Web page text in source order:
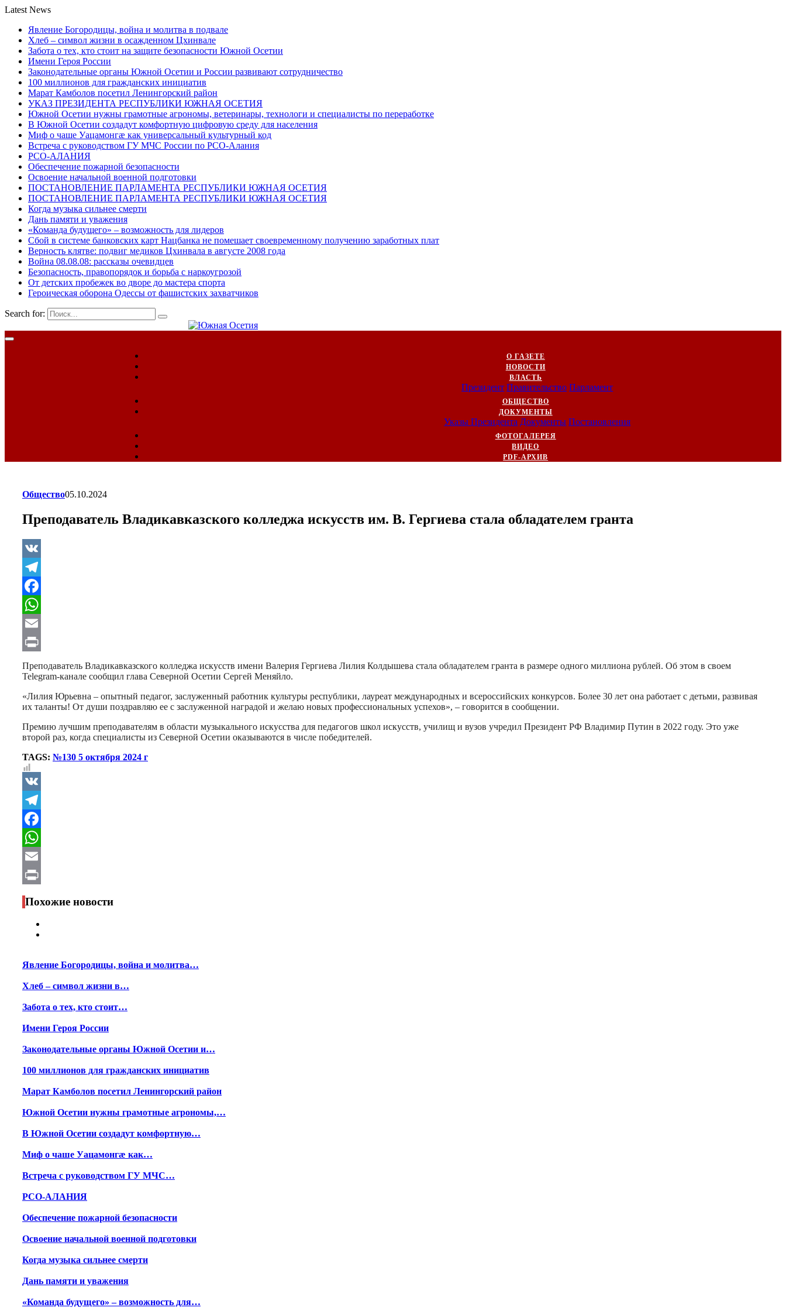
Latest News
Явление Богородицы, война и молитва в подвале
Хлеб – символ жизни в осажденном Цхинвале
Забота о тех, кто стоит на защите безопасности Южной Осетии
Имени Героя России
Законодательные органы Южной Осетии и России развивают сотрудничество
100 миллионов для гражданских инициатив
Марат Камболов посетил Ленингорский район
УКАЗ ПРЕЗИДЕНТА РЕСПУБЛИКИ ЮЖНАЯ ОСЕТИЯ
Южной Осетии нужны грамотные агрономы, ветеринары, технологи и специалисты по переработке
В Южной Осетии создадут комфортную цифровую среду для населения
Миф о чаше Уацамонгæ как универсальный культурный код
Встреча с руководством ГУ МЧС России по РСО-Алания
РСО-АЛАНИЯ
Обеспечение пожарной безопасности
Освоение начальной военной подготовки
ПОСТАНОВЛЕНИЕ ПАРЛАМЕНТА РЕСПУБЛИКИ ЮЖНАЯ ОСЕТИЯ
ПОСТАНОВЛЕНИЕ ПАРЛАМЕНТА РЕСПУБЛИКИ ЮЖНАЯ ОСЕТИЯ
Когда музыка сильнее смерти
Дань памяти и уважения
«Команда будущего» – возможность для лидеров
Сбой в системе банковских карт Нацбанка не помешает своевременному получению заработных плат
Верность клятве: подвиг медиков Цхинвала в августе 2008 года
Война 08.08.08: рассказы очевидцев
Безопасность, правопорядок и борьба с наркоугрозой
От детских пробежек во дворе до мастера спорта
Героическая оборона Одессы от фашистских захватчиков
Search for:
О ГАЗЕТЕ
НОВОСТИ
ВЛАСТЬ
Президент Правительство Парламент
ОБЩЕСТВО
ДОКУМЕНТЫ
Указы Президента Документы Постановления
ФОТОГАЛЕРЕЯ
ВИДЕО
PDF-АРХИВ
Общество05.10.2024
Преподаватель Владикавказского колледжа искусств им. В. Гергиева стала обладателем гранта
VK
Telegram
Facebook
WhatsApp
Email
Print
Преподаватель Владикавказского колледжа искусств имени Валерия Гергиева Лилия Колдышева стала обладателем гранта в размере одного миллиона рублей. Об этом в своем
Telegram-канале сообщил глава Северной Осетии Сергей Меняйло.
«Лилия Юрьевна – опытный педагог, заслуженный работник культуры республики, лауреат международных и всероссийских конкурсов. Более 30 лет она работает с детьми, развивая
их таланты! От души поздравляю ее с заслуженной наградой и желаю новых профессиональных успехов», – говорится в сообщении.
Премию лучшим преподавателям в области музыкального искусства для педагогов школ искусств, училищ и вузов учредил Президент РФ Владимир Путин в 2022 году. Это уже
второй раз, когда специалисты из Северной Осетии оказываются в числе победителей.
TAGS: №130 5 октября 2024 г
VK
Telegram
Facebook
WhatsApp
Email
Print
Похожие новости
Явление Богородицы, война и молитва…
Хлеб – символ жизни в…
Забота о тех, кто стоит…
Имени Героя России
Законодательные органы Южной Осетии и…
100 миллионов для гражданских инициатив
Марат Камболов посетил Ленингорский район
Южной Осетии нужны грамотные агрономы,…
В Южной Осетии создадут комфортную…
Миф о чаше Уацамонгæ как…
Встреча с руководством ГУ МЧС…
РСО-АЛАНИЯ
Обеспечение пожарной безопасности
Освоение начальной военной подготовки
Когда музыка сильнее смерти
Дань памяти и уважения
«Команда будущего» – возможность для…